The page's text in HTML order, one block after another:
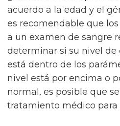
acuerdo a la edad y el
es recomendable que
a un examen de sangre
determinar si su nivel de
está dentro de los
nivel está por encima o
normal, es posible que
tratamiento médico para